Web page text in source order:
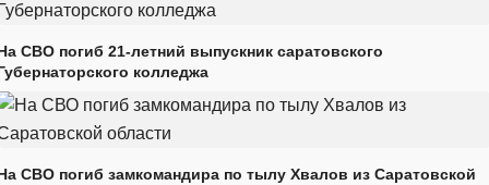
СВО погиб 21-летний выпускник саратовского
колледжа
СВО погиб замкомандира по тылу Хвалов из Саратовской